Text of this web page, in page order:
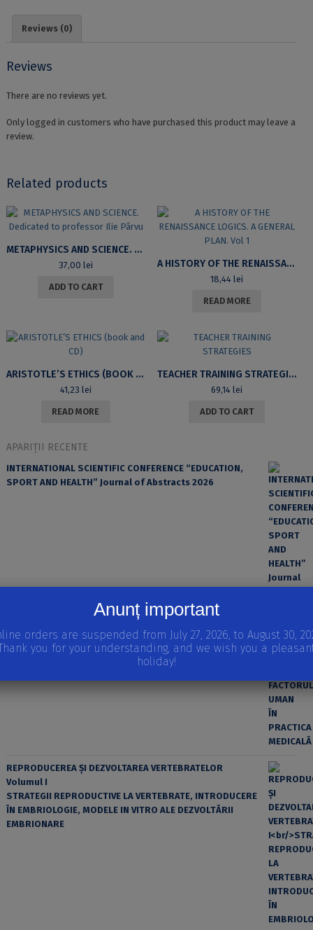
AND
HYPERVERSE
Reviews (0)
Reviews
There are no reviews yet.
Only logged in customers who have purchased this product may leave a
review.
Related products
METAPHYSICS AND SCIENCE. DEDICATED TO PROFESSOR ILIE PÂRVU
37,00 lei
ADD TO CART
A HISTORY OF THE RENAISSANCE LOGICS. A GENERAL PLAN. VOL 1
18,44lei
READ MORE
ARISTOTLE’S ETHICS (BOOK AND CD)
41,23 lei
READ MORE
TEACHER TRAINING STRATEGIES
69,14lei
ADD TO CART
APARIȚII RECENTE
INTERNATIONAL SCIENTIFIC CONFERENCE “EDUCATION,
SPORT AND HEALTH” Journal of Abstracts 2026
EROAREA ȘI FACTORUL UMAN ÎN PRACTICA MEDICALĂ
REPRODUCEREA ȘI DEZVOLTAREA VERTEBRATELOR
Volumul I
STRATEGII REPRODUCTIVE LA VERTEBRATE, INTRODUCERE
ÎN EMBRIOLOGIE, MODELE IN VITRO ALE DEZVOLTĂRII
EMBRIONARE
Anunț important
orders are suspended from July 27, 2026, to August 30,
you for your understanding, and we wish you a
holiday!